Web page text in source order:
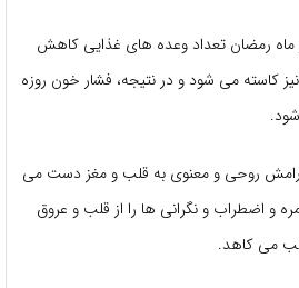
ماه رمضان تعداد وعده های غذایی کاهش
کاسته می شود و در نتیجه، فشار خون روزه
روحی و معنوی به قلب و مغز دست می
و اضطراب و نگرانی ها را از قلب و عروق
می کاهد.